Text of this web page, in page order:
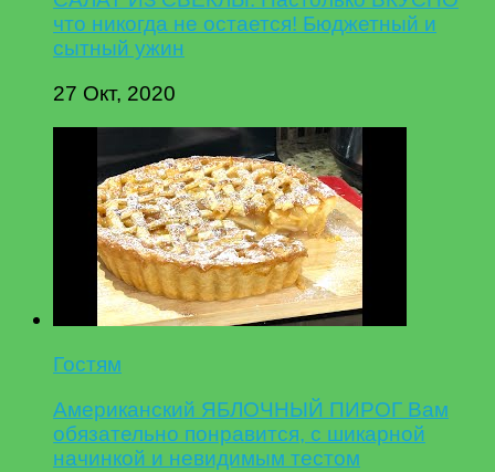
что никогда не остается! Бюджетный и
сытный ужин
27 Окт, 2020
Гостям
Американский ЯБЛОЧНЫЙ ПИРОГ Вам
обязательно понравится, с шикарной
начинкой и невидимым тестом